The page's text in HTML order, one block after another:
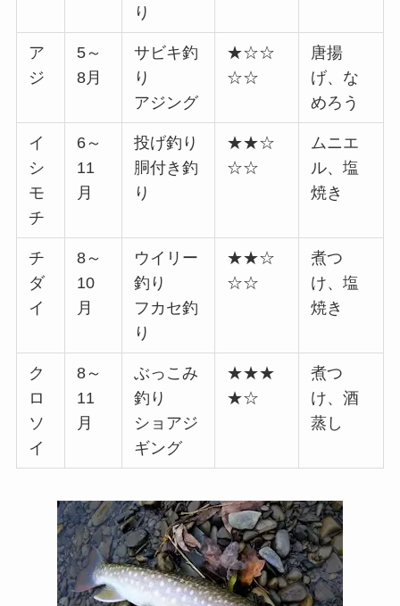
り
ア
ジ
5～
8月
サビキ釣
り
アジング
★☆☆
☆☆
唐揚
げ、な
めろう
イ
シ
モ
チ
6～
11
月
投げ釣り
胴付き釣
り
★★☆
☆☆
ムニエ
ル、塩
焼き
チ
ダ
イ
8～
10
月
ウイリー
釣り
フカセ釣
り
★★☆
☆☆
煮つ
け、塩
焼き
ク
ロ
ソ
イ
8～
11
月
ぶっこみ
釣り
ショアジ
ギング
★★★
★☆
煮つ
け、酒
蒸し